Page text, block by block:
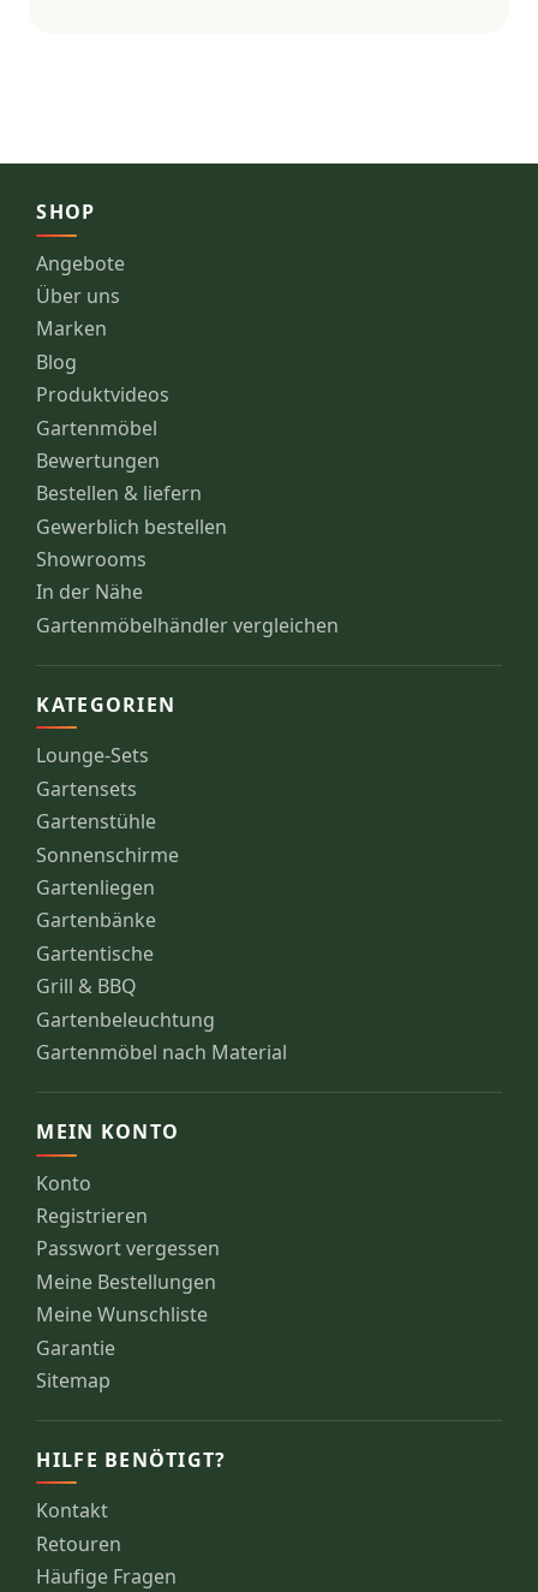
SHOP
Angebote
Über uns
Marken
Blog
Produktvideos
Gartenmöbel
Bewertungen
Bestellen & liefern
Gewerblich bestellen
Showrooms
In der Nähe
Gartenmöbelhändler vergleichen
KATEGORIEN
Lounge-Sets
Gartensets
Gartenstühle
Sonnenschirme
Gartenliegen
Gartenbänke
Gartentische
Grill & BBQ
Gartenbeleuchtung
Gartenmöbel nach Material
MEIN KONTO
Konto
Registrieren
Passwort vergessen
Meine Bestellungen
Meine Wunschliste
Garantie
Sitemap
HILFE BENÖTIGT?
Kontakt
Retouren
Häufige Fragen